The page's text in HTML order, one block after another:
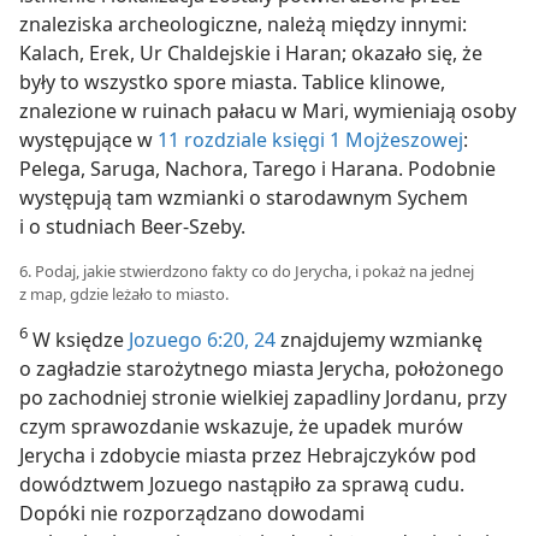
znaleziska archeologiczne, należą między innymi:
Kalach, Erek, Ur Chaldejskie i Haran; okazało się, że
były to wszystko spore miasta. Tablice klinowe,
znalezione w ruinach pałacu w Mari, wymieniają osoby
występujące w 11 rozdziale księgi 1 Mojżeszowej:
Pelega, Saruga, Nachora, Tarego i Harana. Podobnie
występują tam wzmianki o starodawnym Sychem
i o studniach Beer-Szeby.
6. Podaj, jakie stwierdzono fakty co do Jerycha, i pokaż na jednej
z map, gdzie leżało to miasto.
6 W księdze Jozuego 6:20, 24znajdujemy wzmiankę
o zagładzie starożytnego miasta Jerycha, położonego
po zachodniej stronie wielkiej zapadliny Jordanu, przy
czym sprawozdanie wskazuje, że upadek murów
Jerycha i zdobycie miasta przez Hebrajczyków pod
dowództwem Jozuego nastąpiło za sprawą cudu.
Dopóki nie rozporządzano dowodami